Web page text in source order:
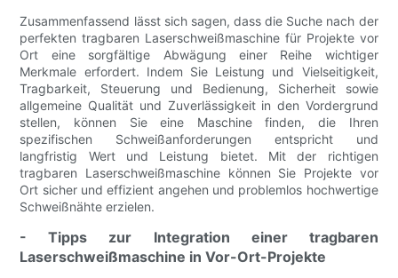
Zusammenfassend lässt sich sagen, dass die Suche nach der
perfekten tragbaren Laserschweißmaschine für Projekte vor
Ort eine sorgfältige Abwägung einer Reihe wichtiger
Merkmale erfordert. Indem Sie Leistung und Vielseitigkeit,
Tragbarkeit, Steuerung und Bedienung, Sicherheit sowie
allgemeine Qualität und Zuverlässigkeit in den Vordergrund
stellen, können Sie eine Maschine finden, die Ihren
spezifischen Schweißanforderungen entspricht und
langfristig Wert und Leistung bietet. Mit der richtigen
tragbaren Laserschweißmaschine können Sie Projekte vor
Ort sicher und effizient angehen und problemlos hochwertige
Schweißnähte erzielen.
- Tipps zur Integration einer tragbaren
Laserschweißmaschine in Vor-Ort-Projekte